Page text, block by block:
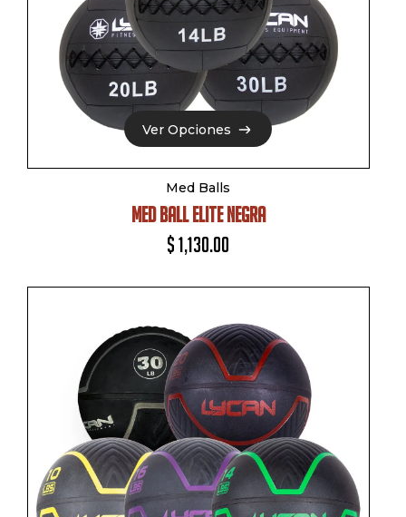
Ver Opciones
Ver Opciones
Med Balls
MED BALL ELITE NEGRA
$ 1,130.00